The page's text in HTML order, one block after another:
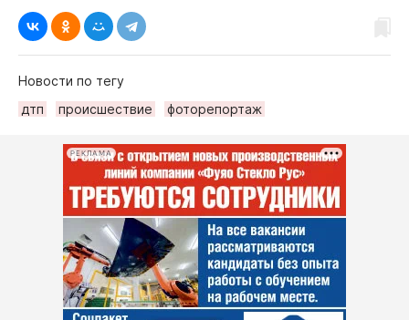
Новости по тегу
дтп
происшествие фоторепортаж
РЕКЛАМА